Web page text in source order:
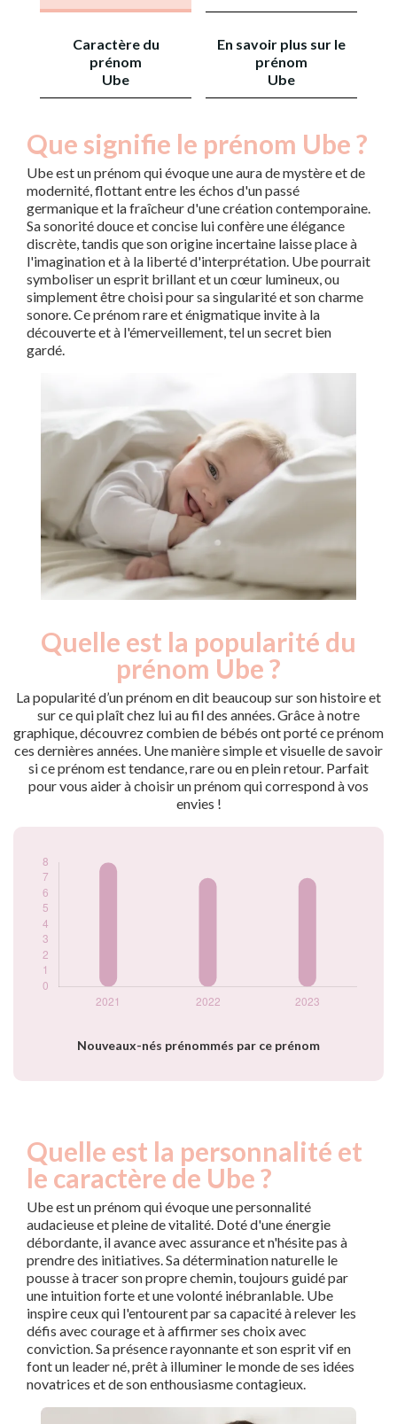
Caractère du
prénom
Ube
En savoir plus sur le
prénom
Ube
Que signifie le prénom Ube ?
Ube est un prénom qui évoque une aura de mystère et de
modernité, flottant entre les échos d'un passé
germanique et la fraîcheur d'une création contemporaine.
Sa sonorité douce et concise lui confère une élégance
discrète, tandis que son origine incertaine laisse place à
l'imagination et à la liberté d'interprétation. Ube pourrait
symboliser un esprit brillant et un cœur lumineux, ou
simplement être choisi pour sa singularité et son charme
sonore. Ce prénom rare et énigmatique invite à la
découverte et à l'émerveillement, tel un secret bien
gardé.
Quelle est la popularité du
prénom Ube ?
La popularité d’un prénom en dit beaucoup sur son histoire et
sur ce qui plaît chez lui au fil des années. Grâce à notre
graphique, découvrez combien de bébés ont porté ce prénom
ces dernières années. Une manière simple et visuelle de savoir
si ce prénom est tendance, rare ou en plein retour. Parfait
pour vous aider à choisir un prénom qui correspond à vos
envies !
Nouveaux-nés prénommés par ce prénom
Popularité du
prénom Ube par
année
Année
Nouveaux-
nés
2022
7
2023
7
Quelle est la personnalité et
le caractère de Ube ?
Ube est un prénom qui évoque une personnalité
audacieuse et pleine de vitalité. Doté d'une énergie
débordante, il avance avec assurance et n'hésite pas à
prendre des initiatives. Sa détermination naturelle le
pousse à tracer son propre chemin, toujours guidé par
une intuition forte et une volonté inébranlable. Ube
inspire ceux qui l'entourent par sa capacité à relever les
défis avec courage et à affirmer ses choix avec
conviction. Sa présence rayonnante et son esprit vif en
font un leader né, prêt à illuminer le monde de ses idées
novatrices et de son enthousiasme contagieux.